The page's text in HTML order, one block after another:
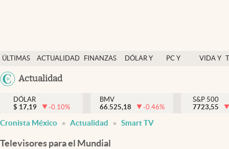
ÚLTIMAS
NOTICIAS
ACTUALIDAD
FINANZAS
DÓLAR Y
PC Y
VIDA Y
México
Actualidad
Actualidad
Finanzas y economía
Dólar y mercados
DÓLAR
$ 17,19 -0.10%
BMV
66.525,18
-0.46%
S&P 500
7723,55
Cronista México Actualidad Smart TV
Televisores para el Mundial